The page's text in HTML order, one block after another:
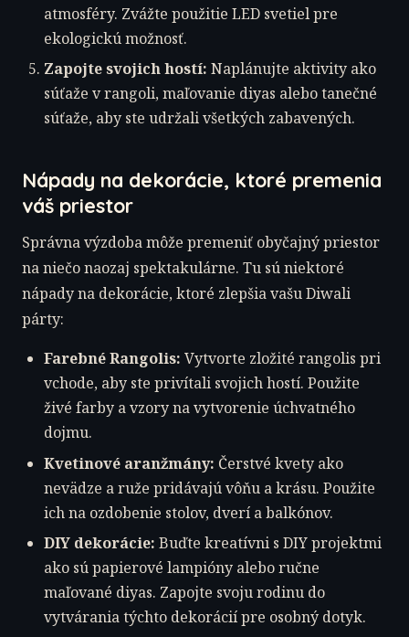
atmosféry. Zvážte použitie LED svetiel pre
ekologickú možnosť.
Zapojte svojich hostí: Naplánujte aktivity ako
súťaže v rangoli, maľovanie diyas alebo tanečné
súťaže, aby ste udržali všetkých zabavených.
Nápady na dekorácie, ktoré premenia
váš priestor
Správna výzdoba môže premeniť obyčajný priestor
na niečo naozaj spektakulárne. Tu sú niektoré
nápady na dekorácie, ktoré zlepšia vašu Diwali
párty:
Farebné Rangolis: Vytvorte zložité rangolis pri
vchode, aby ste privítali svojich hostí. Použite
živé farby a vzory na vytvorenie úchvatného
dojmu.
Kvetinové aranžmány: Čerstvé kvety ako
nevädze a ruže pridávajú vôňu a krásu. Použite
ich na ozdobenie stolov, dverí a balkónov.
DIY dekorácie: Buďte kreatívni s DIY projektmi
ako sú papierové lampióny alebo ručne
maľované diyas. Zapojte svoju rodinu do
vytvárania týchto dekorácií pre osobný dotyk.